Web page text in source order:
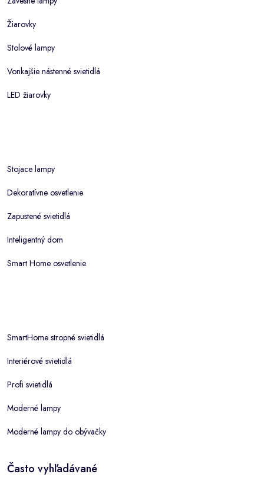
Žiarovky
Stolové lampy
Vonkajšie nástenné svietidlá
LED žiarovky
Stojace lampy
Dekoratívne osvetlenie
Zapustené svietidlá
Inteligentný dom
Smart Home osvetlenie
SmartHome stropné svietidlá
Interiérové svietidlá
Profi svietidlá
Moderné lampy
Moderné lampy do obývačky
Často vyhľadávané